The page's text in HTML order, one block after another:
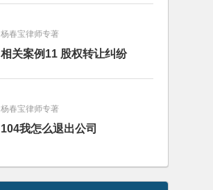
杨春宝律师专著
相关案例11 股权转让纠纷
杨春宝律师专著
104我怎么退出公司